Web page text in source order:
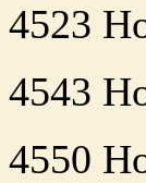
4523
4543
4550